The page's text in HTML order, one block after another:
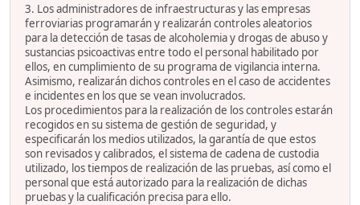
3. Los administradores de infraestructuras y las empresas
ferroviarias programarán y realizarán controles aleatorios
para la detección de tasas de alcoholemia y drogas de abuso y
sustancias psicoactivas entre todo el personal habilitado por
ellos, en cumplimiento de su programa de vigilancia interna.
Asimismo, realizarán dichos controles en el caso de accidentes
e incidentes en los que se vean involucrados.
Los procedimientos para la realización de los controles estarán
recogidos en su sistema de gestión de seguridad, y
especificarán los medios utilizados, la garantía de que estos
son revisados y calibrados, el sistema de cadena de custodia
utilizado, los tiempos de realización de las pruebas, así como el
personal que está autorizado para la realización de dichas
pruebas y la cualificación precisa para ello.